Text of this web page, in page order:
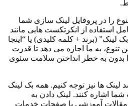
را در پروفایل لینک سازی شما
استفاده از انکرتکست هایی مانند
(برند + کلمه کلیدی) یا “اینجا
به ما اجازه می دهد تا قدرت
بدون به خطر انداختن سلامت سئوی
ها نیز توجه کنیم. همه بک لینک
اشاره کنند. لینک دادن به
مقالات آموزشی یا صفحات خدمات